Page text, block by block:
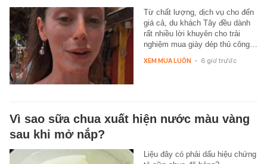
Từ chất lượng, dịch vụ cho đến
giá cả, du khách Tây đều dành
rất nhiều lời khuyên cho trải
nghiệm mua giày dép thủ công…
XEM MUA LUÔN - 6 giờ trước
Vì sao sữa chua xuất hiện nước màu vàng
sau khi mở nắp?
Liệu đây có phải dấu hiệu chứng